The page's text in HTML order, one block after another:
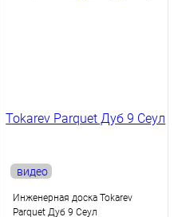
видео
Инженерная доска Tokarev
Parquet Дуб 9 Сеул